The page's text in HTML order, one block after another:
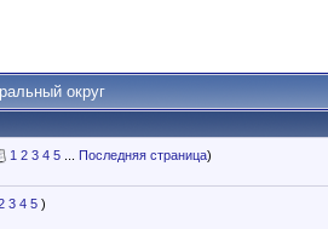
округ
1 2 3 4 5 Последняя страница)
3 4 5 )